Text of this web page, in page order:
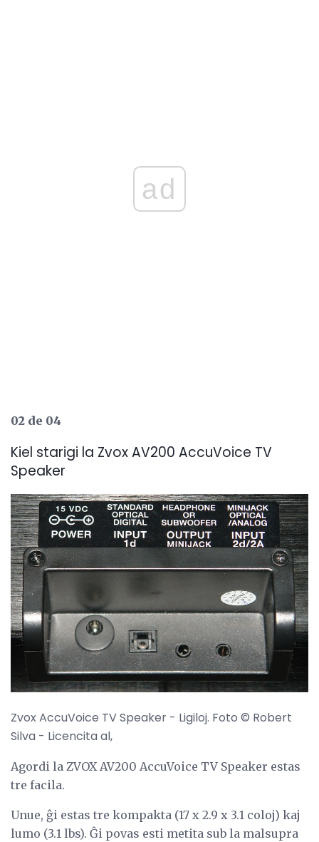
ad
02 de 04
Kiel starigi la Zvox AV200 AccuVoice TV
Speaker
Zvox AccuVoice TV Speaker - Ligiloj. Foto © Robert
Silva - Licencita al,
Agordi la ZVOX AV200 AccuVoice TV Speaker estas
tre facila.
Unue, ĝi estas tre kompakta (17 x 2.9 x 3.1 coloj) kaj
lumo (3.1 lbs). Ĝi povas esti metita sub la malsupra